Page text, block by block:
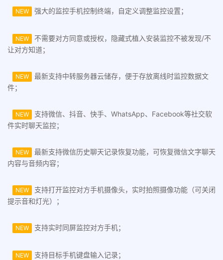
NEW 强大的监控手机控制终端，自定义调整监控设置；
NEW
不需要对方同意或授权，隐藏式植入安装监控不被发现/不
让对方知道；
NEW
最新支持中转服务器云储存，便于存放离线时监控数据文
件；
NEW
支持微信、抖音、快手、WhatsApp、Facebook等社交软
件实时聊天监控；
NEW
最新支持微信历史聊天记录恢复功能，可恢复微信文字聊天
内容与音频内容；
NEW
支持打开监控对方手机摄像头，实时拍照摄像功能（可关闭
提示音和灯光）；
NEW 支持实时同屏监控对方手机；
NEW 支持目标手机键盘输入记录；